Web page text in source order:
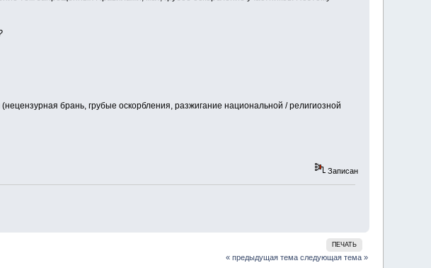
брань, грубые оскорбления, разжигание национальной / религиозной
Записан
ПЕЧАТЬ
« предыдущая тема следующая тема »